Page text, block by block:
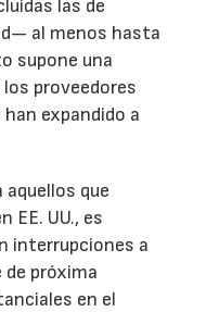
las de
al menos hasta
supone una
proveedores
expandido a
que
EE. UU., es
interrupciones a
de próxima
en el